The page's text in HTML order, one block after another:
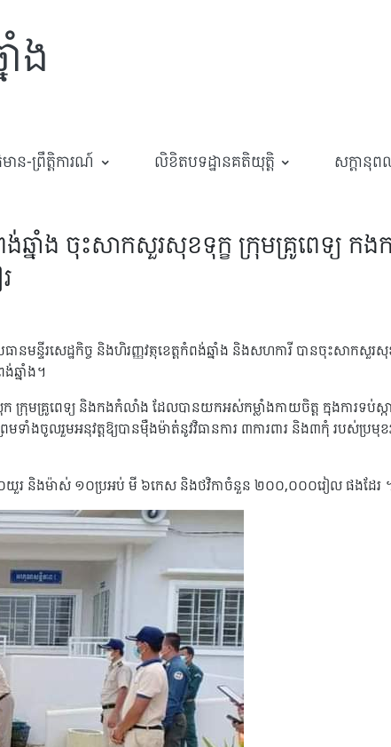
ង
ាន-ព្រឹត្តិការណ៍ លិខិតបទដ្ឋានគតិយុត្តិ សក្តានុ
ពង់ឆ្នាំង ចុះសាកសួរសុខទុក្ខ ក្រុមគ្រូពេទ្យ កង
ទីរសេដ្ឋកិច្ច និងហិរញ្ញវត្ថុខេត្តកំពង់ឆ្នាំង និងសហការី បានចុះសាកសួរសុខ
ឆ្នាំង។
មគ្រូពេទ្យ និងកងកំលាំង ដែលបានយកអស់កម្លាំងកាយចិត្ត ក្នុងការទប់ស្ក
ាំងចូលរួមអនុវត្តឱ្យបានម៉ឺងម៉ាត់់នូវវិធានការ ៣ការពារ និង៣កុំ របស់ប្រមុខ
យួរ និងម៉ាស់ ១០ប្រអប់ មី ៦កេស និងថវិកាចំនួន ២០០,០០០រៀល ផងដែរ